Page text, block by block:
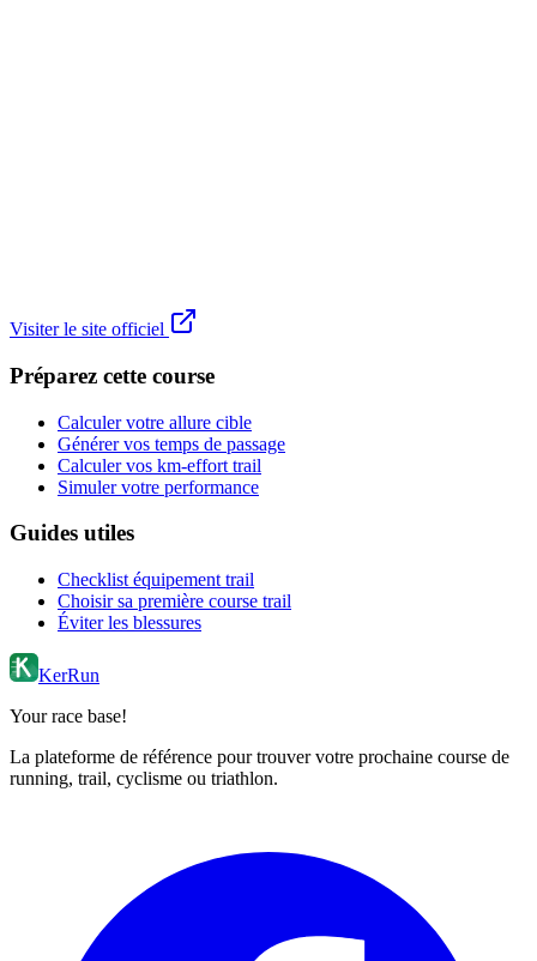
Visiter le site officiel
Préparez cette course
Calculer votre allure cible
Générer vos temps de passage
Calculer vos km-effort trail
Simuler votre performance
Guides utiles
Checklist équipement trail
Choisir sa première course trail
Éviter les blessures
KerRun
Your race base!
La plateforme de référence pour trouver votre prochaine course de
running, trail, cyclisme ou triathlon.